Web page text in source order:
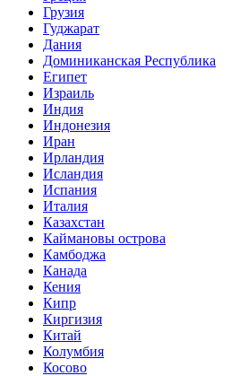
Грузия
Гуджарат
Дания
Доминиканская Республика
Египет
Израиль
Индия
Индонезия
Иран
Ирландия
Исландия
Испания
Италия
Казахстан
Каймановы острова
Камбоджа
Канада
Кения
Кипр
Киргизия
Китай
Колумбия
Косово